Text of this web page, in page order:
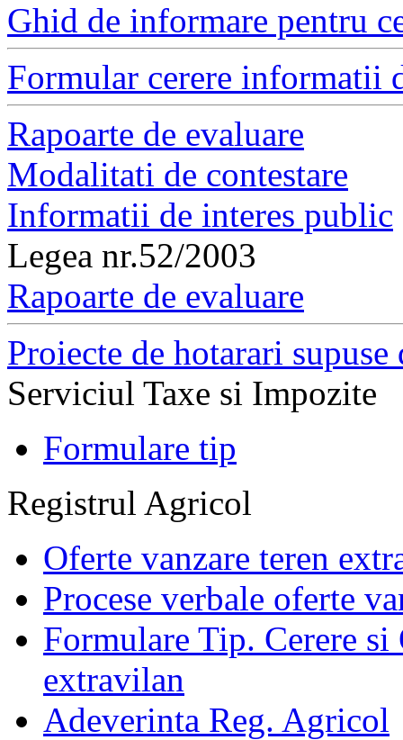
Ghid de informare pentru
Formular cerere informatii
Rapoarte de evaluare
Modalitati de contestare
Informatii de interes public
Legea nr.52/2003
Rapoarte de evaluare
Proiecte de hotarari
Serviciul Taxe si Impozite
Formulare tip
Registrul Agricol
Oferte vanzare teren
Procese verbale oferte
Formulare Tip. Cerere si
extravilan
Adeverinta Reg. Agricol